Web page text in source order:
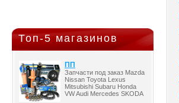
Топ-5 магазинов
ПП
Запчасти под заказ Mazda
Nissan Toyota Lexus
Mitsubishi Subaru Honda
VW Audi Mercedes SKODA